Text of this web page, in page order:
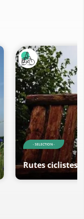
- SELECTION -
Rutes ciclistes